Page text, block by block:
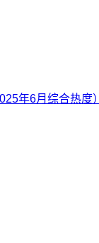
年6月综合热度）